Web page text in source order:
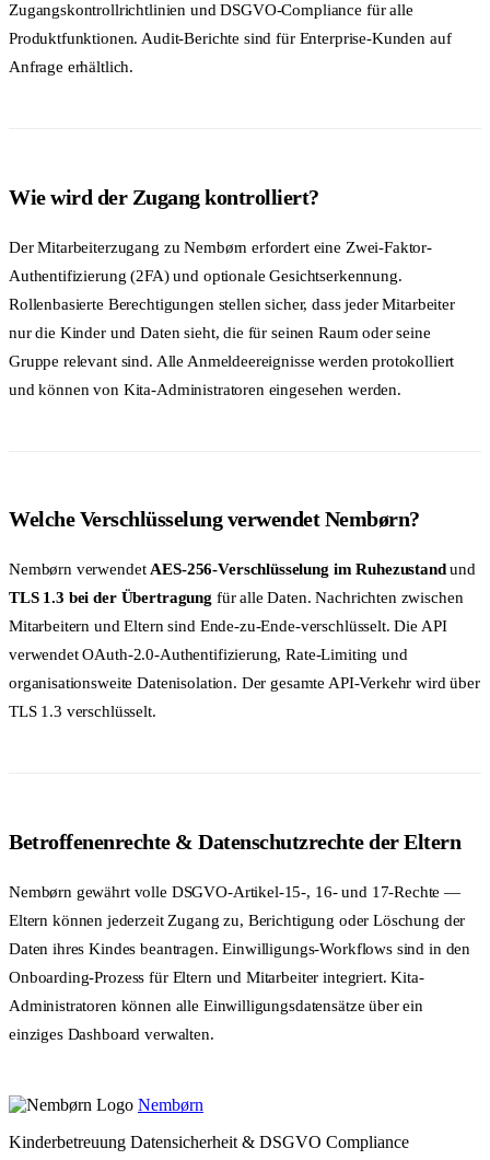
Zugangskontrollrichtlinien und DSGVO-Compliance für alle
Produktfunktionen. Audit-Berichte sind für Enterprise-Kunden auf
Anfrage erhältlich.
Wie wird der Zugang kontrolliert?
Der Mitarbeiterzugang zu Nembørn erfordert eine Zwei-Faktor-
Authentifizierung (2FA) und optionale Gesichtserkennung.
Rollenbasierte Berechtigungen stellen sicher, dass jeder Mitarbeiter
nur die Kinder und Daten sieht, die für seinen Raum oder seine
Gruppe relevant sind. Alle Anmeldeereignisse werden protokolliert
und können von Kita-Administratoren eingesehen werden.
Welche Verschlüsselung verwendet Nembørn?
Nembørn verwendetAES-256-Verschlüsselung im Ruhezustandund
TLS 1.3 bei der Übertragung für alle Daten. Nachrichten zwischen
Mitarbeitern und Eltern sind Ende-zu-Ende-verschlüsselt. Die API
verwendet OAuth-2.0-Authentifizierung, Rate-Limiting und
organisationsweite Datenisolation. Der gesamte API-Verkehr wird über
TLS 1.3 verschlüsselt.
Betroffenenrechte & Datenschutzrechte der Eltern
Nembørn gewährt volle DSGVO-Artikel-15-, 16- und 17-Rechte —
Eltern können jederzeit Zugang zu, Berichtigung oder Löschung der
Daten ihres Kindes beantragen. Einwilligungs-Workflows sind in den
Onboarding-Prozess für Eltern und Mitarbeiter integriert. Kita-
Administratoren können alle Einwilligungsdatensätze über ein
einziges Dashboard verwalten.
Nembørn
Kinderbetreuung Datensicherheit & DSGVO Compliance